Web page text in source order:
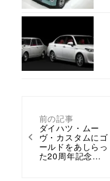
前の記事
ダイハツ・ムー
ヴ・カスタムにゴ
ールドをあしらっ
た20周年記念…